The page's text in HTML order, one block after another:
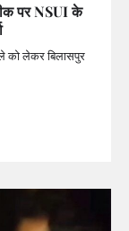
पर NSUI के
को लेकर बिलासपुर